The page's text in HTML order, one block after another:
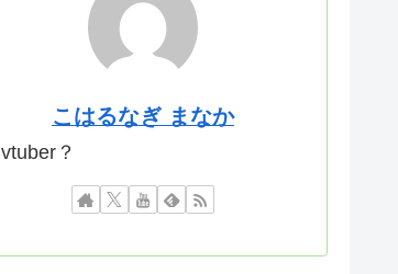
こはるなぎ まなか
vtuber？